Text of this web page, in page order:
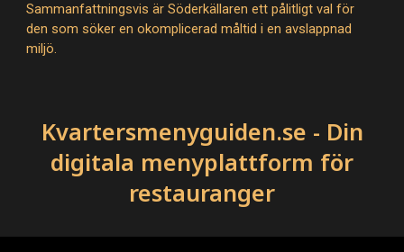
Sammanfattningsvis är Söderkällaren ett pålitligt val för
den som söker en okomplicerad måltid i en avslappnad
miljö.
Kvartersmenyguiden.se - Din
digitala menyplattform för
restauranger